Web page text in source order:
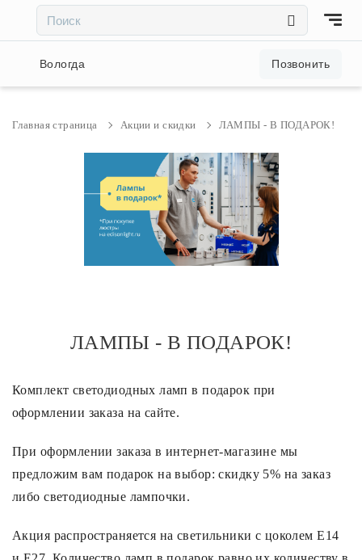
Акции и скидки
Настольные лампы
Трековые системы
Споты
Розетки и выключатели
Интерьерная подсветка
Вологда Позвонить
Главная страница Акции и скидки ЛАМПЫ - В ПОДАРОК!
ЛАМПЫ - В ПОДАРОК!
Комплект светодиодных ламп в подарок при
оформлении заказа на сайте.
При оформлении заказа в интернет-магазине мы
предложим вам подарок на выбор: скидку 5% на заказ
либо светодиодные лампочки.
Акция распространяется на светильники с цоколем Е14
××